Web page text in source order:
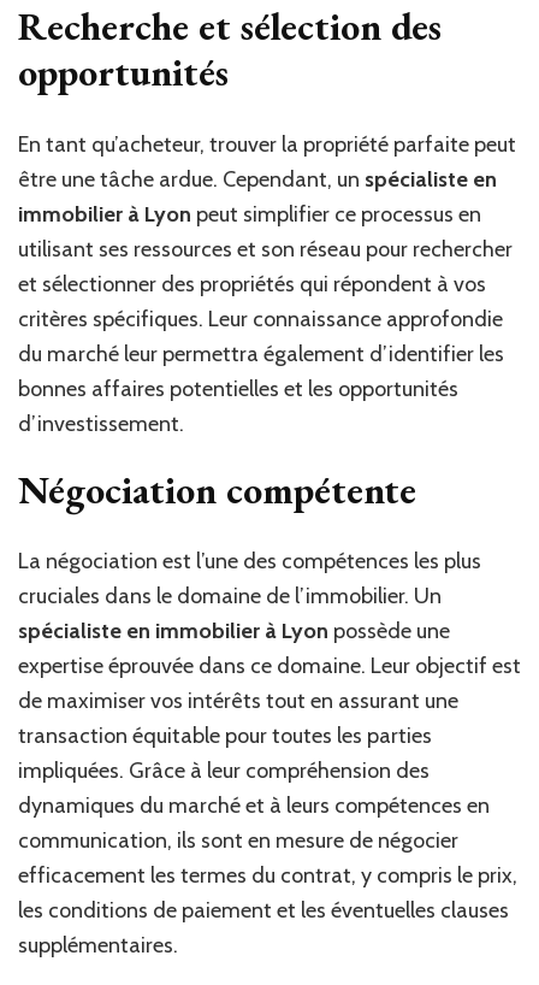
Recherche et sélection des
opportunités
En tant qu’acheteur, trouver la propriété parfaite peut
être une tâche ardue. Cependant, un spécialiste en
immobilier à Lyon peut simplifier ce processus en
utilisant ses ressources et son réseau pour rechercher
et sélectionner des propriétés qui répondent à vos
critères spécifiques. Leur connaissance approfondie
du marché leur permettra également d’identifier les
bonnes affaires potentielles et les opportunités
d’investissement.
Négociation compétente
La négociation est l’une des compétences les plus
cruciales dans le domaine de l’immobilier. Un
spécialiste en immobilier à Lyon possède une
expertise éprouvée dans ce domaine. Leur objectif est
de maximiser vos intérêts tout en assurant une
transaction équitable pour toutes les parties
impliquées. Grâce à leur compréhension des
dynamiques du marché et à leurs compétences en
communication, ils sont en mesure de négocier
efficacement les termes du contrat, y compris le prix,
les conditions de paiement et les éventuelles clauses
supplémentaires.